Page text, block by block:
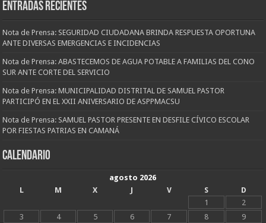
Entradas recientes
Nota de Prensa: SEGURIDAD CIUDADANA BRINDA RESPUESTA OPORTUNA
ANTE DIVERSAS EMERGENCIAS E INCIDENCIAS
Nota de Prensa: ABASTECEMOS DE AGUA POTABLE A FAMILIAS DEL CONO
SUR ANTE CORTE DEL SERVICIO
Nota de Prensa: MUNICIPALIDAD DISTRITAL DE SAMUEL PASTOR
PARTICIPÓ EN EL XXII ANIVERSARIO DE ASPPMACSU
Nota de Prensa: SAMUEL PASTOR PRESENTE EN DESFILE CÍVICO ESCOLAR
POR FIESTAS PATRIAS EN CAMANÁ
CALENDARIO
agosto 2026
L
M X J V S
D
1
2
3
4 5 6 7 8
9